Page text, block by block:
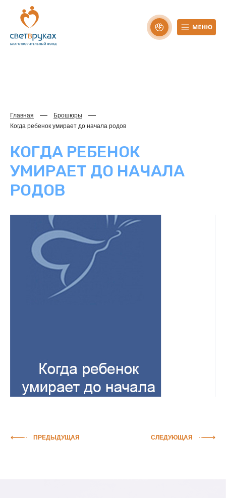
Главная
Брошюры
Когда ребенок умирает до начала родов
КОГДА РЕБЕНОК
УМИРАЕТ ДО НАЧАЛА
РОДОВ
ПРЕДЫДУЩАЯ СЛЕДУЮЩАЯ